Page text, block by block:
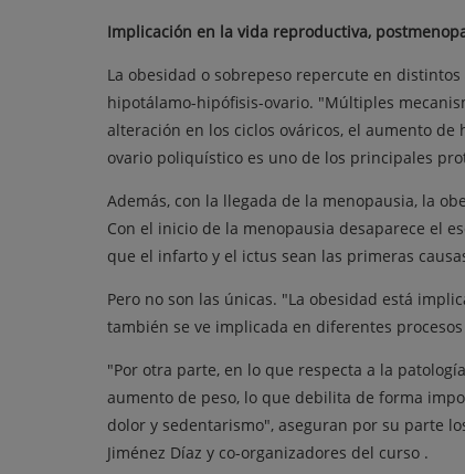
Implicación en la vida reproductiva,
La obesidad o sobrepeso repercute en
hipotálamo-hipófisis-ovario. "Múltiples
alteración en los ciclos ováricos, el aumento
ovario poliquístico es uno de los principales
Además, con la llegada de la menopausia, la
Con el inicio de la menopausia desaparece el
que el infarto y el ictus sean las primeras
Pero no son las únicas. "La obesidad está
también se ve implicada en diferentes
"Por otra parte, en lo que respecta a la
aumento de peso, lo que debilita de forma
dolor y sedentarismo", aseguran por su parte
Jiménez Díaz y co-organizadores del curso .